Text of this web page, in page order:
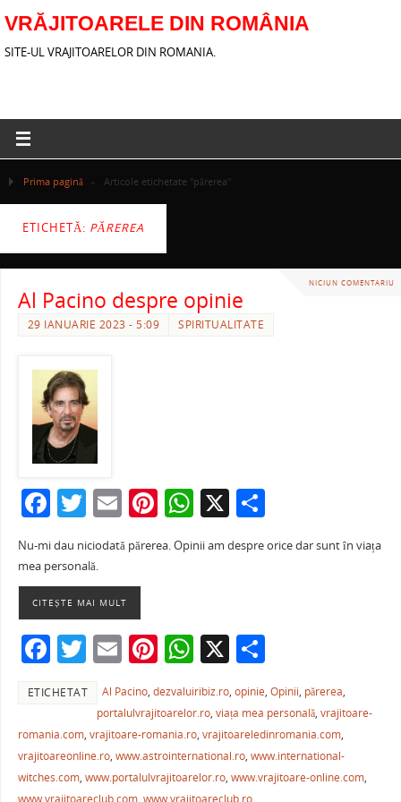
VRĂJITOARELE DIN ROMÂNIA
SITE-UL VRAJITOARELOR DIN ROMANIA.
Prima pagină » Articole etichetate "părerea"
ETICHETĂ: PĂREREA
NICIUN COMENTARIU
Al Pacino despre opinie
29 IANUARIE 2023 - 5:09 SPIRITUALITATE
F
a
c
e
b
o
o
k
T
w
itt
er
E
m
ai
l
Pi
nt
er
W
h
at
p
p
X P
ta
ză
Nu-mi dau niciodată părerea. Opinii am despre orice dar sunt în viața
mea personală.
CITEȘTE MAI MULT
F
c
e
b
o
T
w
itt
er
E
m
ai
l
Pi
nt
er
e
st
W
h
at
s
A
p
X P
ar
ta
je
a
ză
ETICHETAT Al Pacino,dezvaluiribiz.ro,opinie,Opinii, părerea,
portalulvrajitoarelor.ro,viața mea personală,vrajitoare-
romania.com, vrajitoare-romania.ro, vrajitoareledinromania.com,
vrajitoareonline.ro, www.astrointernational.ro, www.international-
witches.com, www.portalulvrajitoarelor.ro, www.vrajitoare-online.com,
www.vrajitoareclub.com, www.vrajitoareclub.ro,